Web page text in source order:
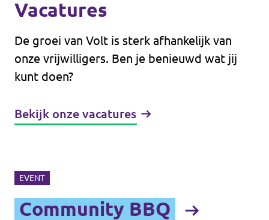
Vacatures
De groei van Volt is sterk afhankelijk van
onze vrijwilligers. Ben je benieuwd wat jij
kunt doen?
Bekijk onze vacatures
EVENT
Community BBQ